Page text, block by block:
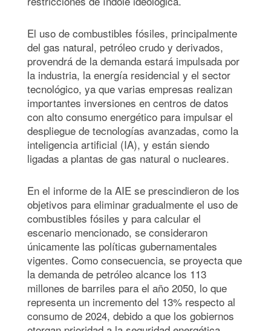
El uso de combustibles fósiles, principalmente
del gas natural, petróleo crudo y derivados,
provendrá de la demanda estará impulsada por
la industria, la energía residencial y el sector
tecnológico, ya que varias empresas realizan
importantes inversiones en centros de datos
con alto consumo energético para impulsar el
despliegue de tecnologías avanzadas, como la
inteligencia artificial (IA), y están siendo
ligadas a plantas de gas natural o nucleares.
En el informe de la AIE se prescindieron de los
objetivos para eliminar gradualmente el uso de
combustibles fósiles y para calcular el
escenario mencionado, se consideraron
únicamente las políticas gubernamentales
vigentes. Como consecuencia, se proyecta que
la demanda de petróleo alcance los 113
millones de barriles para el año 2050, lo que
representa un incremento del 13% respecto al
consumo de 2024, debido a que los gobiernos